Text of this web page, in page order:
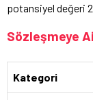
potansiyel değeri
Sözleşmeye
Kategori